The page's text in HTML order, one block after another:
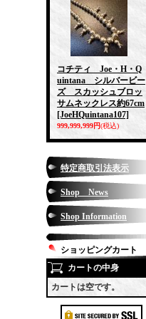
コチティ Joe・H・Q
uintana シルバービー
ズ スカッシュブロッ
サムネックレス約67cm
[JoeHQuintana107]
999,999,999円(税込)
特定商取引法表示
Shop News
Shop Information
ショッピングカート
カートの中身
カートは空です。